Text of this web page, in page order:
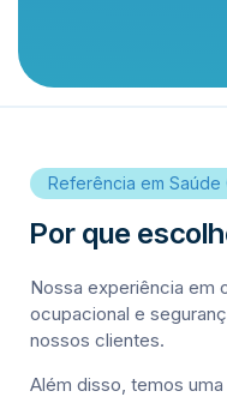
Referência em Saúde
Por que
Nossa experiência em
ocupacional e
nossos clientes.
Além disso, temos